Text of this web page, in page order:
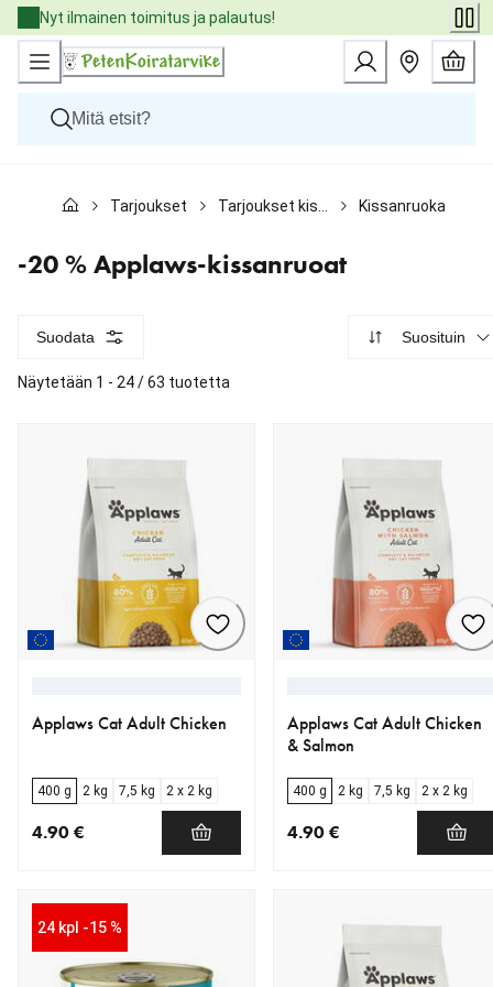
Skip
to
Content
Nyt ilmainen toimitus ja palautus!
Kissat
Eläinlääkäriruoat
Tuotemerkit
Palvelut
Tarjoukset
-20 % Applaws-kissanruoat
Suodata Suosituin
Näytetään 1 - 24 / 63 tuotetta
Applaws Cat Adult Chicken
400 g 2 kg 7,5 kg 2 x 2 kg
4.90 €
Applaws Cat Adult Chicken
& Salmon
400 g 2 kg 7,5 kg 2 x 2 kg
4.90 €
24 kpl -15 %